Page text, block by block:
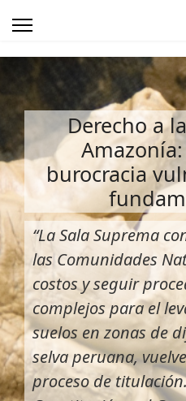
Derecho a
burocracia
“La Sala Suprema
las Comunidades
costos y seguir
complejos para el
suelos en zonas de
selva peruana,
proceso de